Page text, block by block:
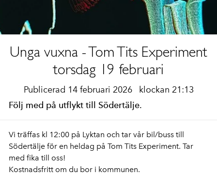
Unga vuxna - Tom Tits Experiment
torsdag 19 februari
Publicerad 14 februari 2026 klockan 21:13
Följ med på utflykt till Södertälje.
Vi träffas kl 12:00 på Lyktan och tar vår bil/buss till
Södertälje för en heldag på Tom Tits Experiment. Tar
med fika till oss!
Kostnadsfritt om du bor i kommunen.